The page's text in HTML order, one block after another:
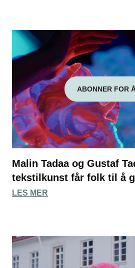
ABONNER FOR
Malin Tadaa og Gustaf
tekstilkunst får folk til å
LES MER